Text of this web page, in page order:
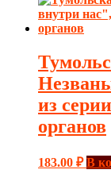
из
органов
183.00 ₽ В